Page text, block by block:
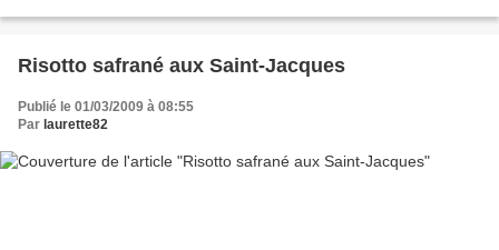
Risotto safrané aux Saint-Jacques
Publié le 01/03/2009 à 08:55
Par laurette82